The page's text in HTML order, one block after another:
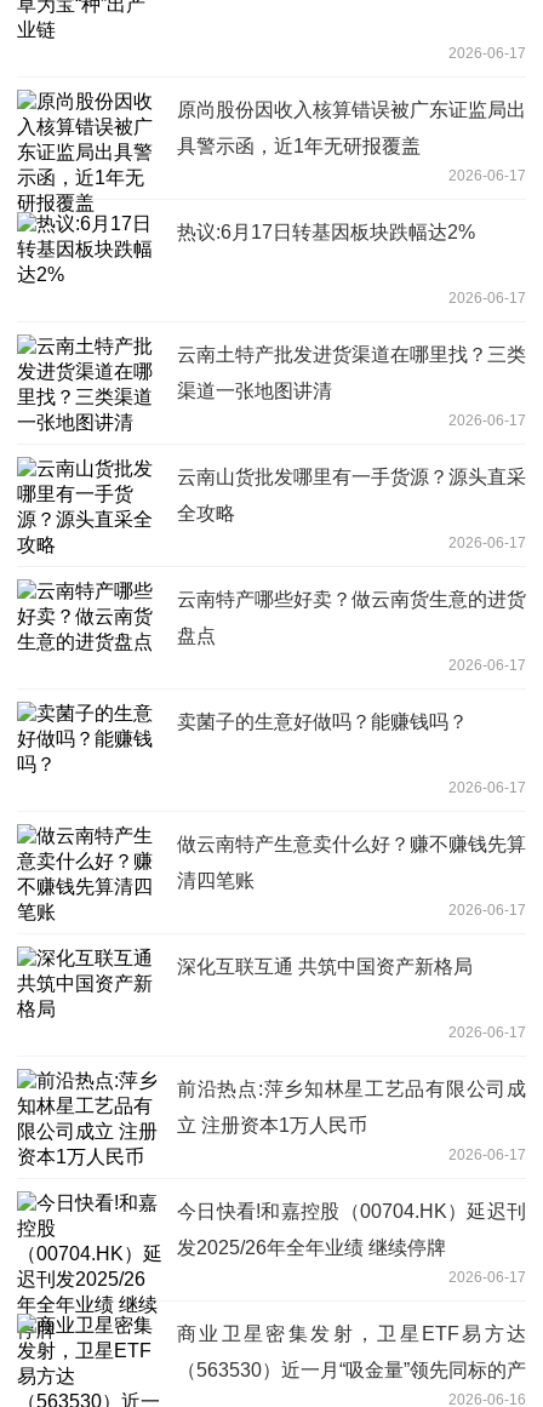
2026-06-17
原尚股份因收入核算错误被广东证监局出
具警示函，近1年无研报覆盖
2026-06-17
热议:6月17日转基因板块跌幅达2%
2026-06-17
云南土特产批发进货渠道在哪里找？三类
渠道一张地图讲清
2026-06-17
云南山货批发哪里有一手货源？源头直采
全攻略
2026-06-17
云南特产哪些好卖？做云南货生意的进货
盘点
2026-06-17
卖菌子的生意好做吗？能赚钱吗？
2026-06-17
做云南特产生意卖什么好？赚不赚钱先算
清四笔账
2026-06-17
深化互联互通 共筑中国资产新格局
2026-06-17
前沿热点:萍乡知林星工艺品有限公司成
立 注册资本1万人民币
2026-06-17
今日快看!和嘉控股（00704.HK）延迟刊
发2025/26年全年业绩 继续停牌
2026-06-17
商业卫星密集发射，卫星ETF易方达
（563530）近一月“吸金量”领先同标的产
2026-06-16